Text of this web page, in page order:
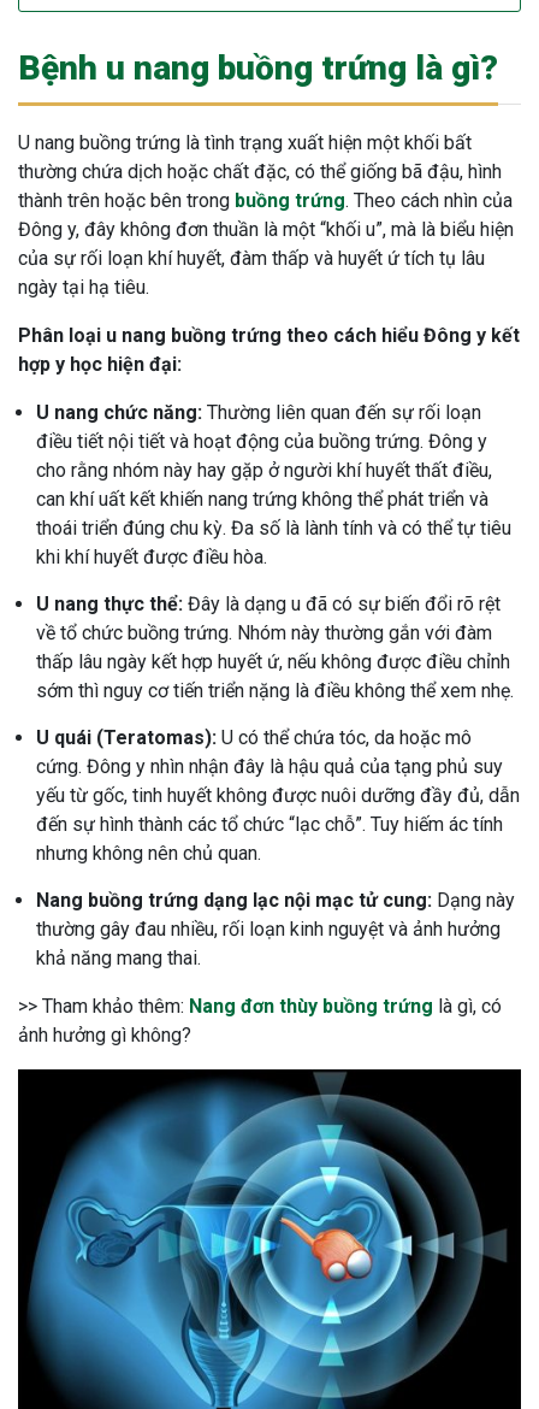
Sau Sinh Có Tự Khỏi
Thông Tin Cần Biết
sau sinh là tình trạng viêm da
phổ biến, khiến đôi bàn tay,
của chị em trở nên khô...
Bệnh u nang buồng trứng là gì?
U nang buồng trứng là tình trạng xuất hiện một khối bất
thường chứa dịch hoặc chất đặc, có thể giống bã đậu, hình
thành trên hoặc bên trong buồng trứng. Theo cách nhìn của
Đông y, đây không đơn thuần là một “khối u”, mà là biểu hiện
của sự rối loạn khí huyết, đàm thấp và huyết ứ tích tụ lâu
ngày tại hạ tiêu.
Phân loại u nang buồng trứng theo cách hiểu Đông y kết
hợp y học hiện đại:
U nang chức năng: Thường liên quan đến sự rối loạn
điều tiết nội tiết và hoạt động của buồng trứng. Đông y
cho rằng nhóm này hay gặp ở người khí huyết thất điều,
can khí uất kết khiến nang trứng không thể phát triển và
thoái triển đúng chu kỳ. Đa số là lành tính và có thể tự tiêu
khi khí huyết được điều hòa.
U nang thực thể: Đây là dạng u đã có sự biến đổi rõ rệt
về tổ chức buồng trứng. Nhóm này thường gắn với đàm
thấp lâu ngày kết hợp huyết ứ, nếu không được điều chỉnh
sớm thì nguy cơ tiến triển nặng là điều không thể xem nhẹ.
U quái (Teratomas): U có thể chứa tóc, da hoặc mô
cứng. Đông y nhìn nhận đây là hậu quả của tạng phủ suy
yếu từ gốc, tinh huyết không được nuôi dưỡng đầy đủ, dẫn
đến sự hình thành các tổ chức “lạc chỗ”. Tuy hiếm ác tính
nhưng không nên chủ quan.
Nang buồng trứng dạng lạc nội mạc tử cung: Dạng này
thường gây đau nhiều, rối loạn kinh nguyệt và ảnh hưởng
khả năng mang thai.
>> Tham khảo thêm: Nang đơn thùy buồng trứng là gì, có
ảnh hưởng gì không?